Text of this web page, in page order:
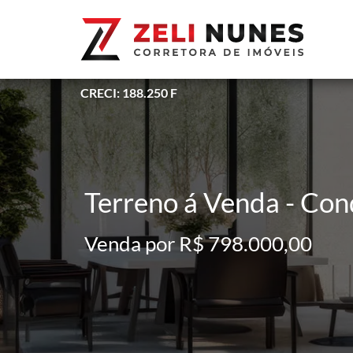
CRECI: 188.250 F
Terreno á Venda -
Venda por R$ 798.000,00